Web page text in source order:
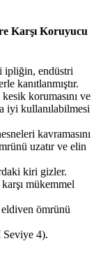
Karşı Koruyucu
endüstri
kanıtlanmıştır.
korumasını ve
iyi kullanılabilmesi
kavramasını
uzatır ve elin
kiri gizler.
mükemmel
ömrünü
4).